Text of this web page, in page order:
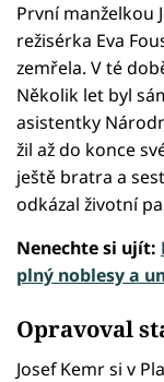
První manželkou
režisérka Eva
zemřela. V té
Několik let byl
asistentky
žil až do konce
ještě bratra a
odkázal životní
Nenechte si ujít:
plný noblesy a
Opravoval
Josef Kemr si v